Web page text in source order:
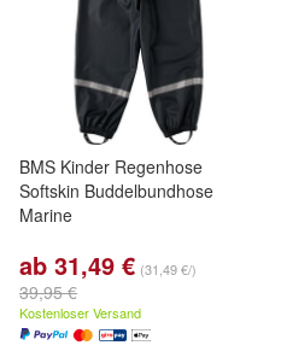
BMS Kinder Regenhose
Softskin Buddelbundhose
Marine
ab 31,49 € (31,49 €/)
39,95 €
Kostenloser Versand